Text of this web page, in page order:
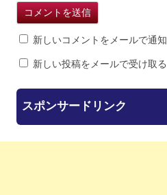
新しいコメントをメールで通知
新しい投稿をメールで受け取る
スポンサードリンク